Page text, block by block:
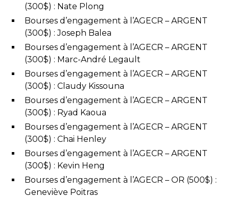
(300$) : Nate Plong
Bourses d’engagement à l’AGECR – ARGENT
(300$) : Joseph Balea
Bourses d’engagement à l’AGECR – ARGENT
(300$) : Marc-André Legault
Bourses d’engagement à l’AGECR – ARGENT
(300$) : Claudy Kissouna
Bourses d’engagement à l’AGECR – ARGENT
(300$) : Ryad Kaoua
Bourses d’engagement à l’AGECR – ARGENT
(300$) : Chai Henley
Bourses d’engagement à l’AGECR – ARGENT
(300$) : Kevin Heng
Bourses d’engagement à l’AGECR – OR (500$) :
Geneviève Poitras